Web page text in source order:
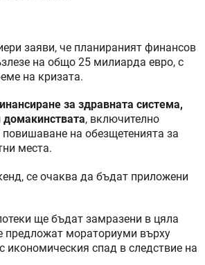
заяви, че планираният финансов
на общо 25 милиарда евро, с
на кризата.
за здравната система,
, включително
на обезщетенията за
места.
се очаква да бъдат приложени
ще бъдат замразени в цяла
предложат мораториуми върху
спад в следствие на